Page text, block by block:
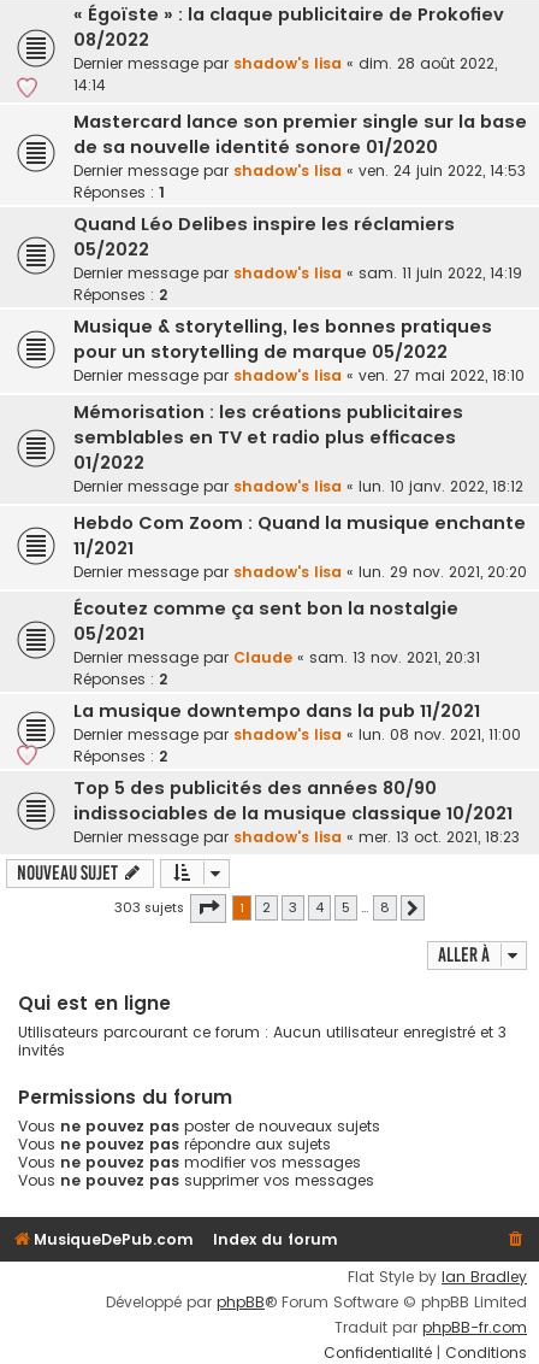
« Égoïste » : la claque publicitaire de Prokofiev
08/2022
Dernier message par shadow's lisa « dim. 28 août 2022,
14:14
Mastercard lance son premier single sur la base
de sa nouvelle identité sonore 01/2020
Dernier message par shadow's lisa « ven. 24 juin 2022, 14:53
Réponses : 1
Quand Léo Delibes inspire les réclamiers
05/2022
Dernier message par shadow's lisa « sam. 11 juin 2022, 14:19
Réponses : 2
Musique & storytelling, les bonnes pratiques
pour un storytelling de marque 05/2022
Dernier message par shadow's lisa « ven. 27 mai 2022, 18:10
Mémorisation : les créations publicitaires
semblables en TV et radio plus efficaces
01/2022
Dernier message par shadow's lisa « lun. 10 janv. 2022, 18:12
Hebdo Com Zoom : Quand la musique enchante
11/2021
Dernier message par shadow's lisa « lun. 29 nov. 2021, 20:20
Écoutez comme ça sent bon la nostalgie
05/2021
Dernier message par Claude « sam. 13 nov. 2021, 20:31
Réponses : 2
La musique downtempo dans la pub 11/2021
Dernier message par shadow's lisa « lun. 08 nov. 2021, 11:00
Réponses : 2
Top 5 des publicités des années 80/90
indissociables de la musique classique 10/2021
Dernier message par shadow's lisa « mer. 13 oct. 2021, 18:23
Nouveau sujet
303 sujets Page 1sur8
1 2 3 4 5 … 8
Aller à
Qui est en ligne
Utilisateurs parcourant ce forum : Aucun utilisateur enregistré et 3
invités
Permissions du forum
Vous ne pouvez pas poster de nouveaux sujets
Vous ne pouvez pas répondre aux sujets
Vous ne pouvez pas modifier vos messages
Vous ne pouvez pas supprimer vos messages
MusiqueDePub.com
Index du forum
Flat Style by Ian Bradley
Développé par phpBB® Forum Software © phpBB Limited
Traduit par phpBB-fr.com
Confidentialité | Conditions